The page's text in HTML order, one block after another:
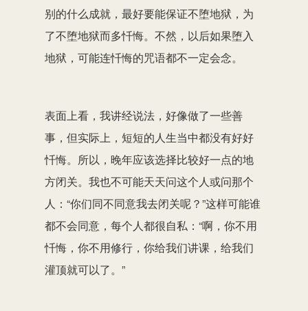
别的什么成就，最好要能保证不堕地狱，为
了不堕地狱而多忏悔。不然，以后如果堕入
地狱，可能连忏悔的咒语都不一定会念。
表面上看，我讲经说法，好像做了一些善
事，但实际上，短短的人生当中都没有好好
忏悔。所以，晚年应该选择比较好一点的地
方闭关。我也不可能天天问这个人或问那个
人：“你们同不同意我去闭关呢？”这样可能谁
都不会同意，每个人都很自私：“啊，你不用
忏悔，你不用修行，你给我们讲课，给我们
灌顶就可以了。”